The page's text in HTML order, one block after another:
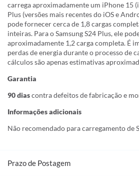
carrega aproximadamente um iPhone 15
Plus (versões mais recentes do iOS e
pode fornecer cerca de 1,8 cargas
inteiras. Para o Samsung S24 Plus, ele
aproximadamente 1,2 carga completa. É
perdas de energia durante o processo de
cálculos são apenas estimativas
Garantia
90 diascontra defeitos de fabricação e
Informações adicionais
Não recomendado para carregamento de
Prazo de Postagem